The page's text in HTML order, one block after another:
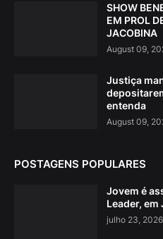
SHOW
EM PROL
JACOBINA
August 09,
Justiça
entenda
August 09,
POSTAGENS POPULARES
Jovem é
Leader,
julho 23, 2026